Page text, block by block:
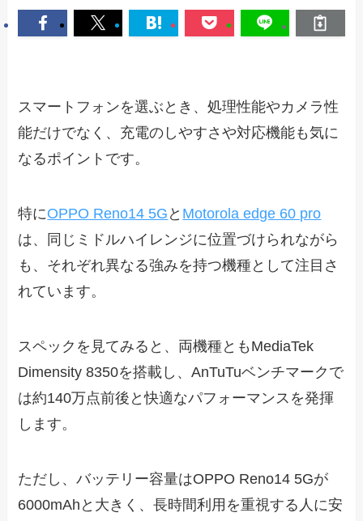
スマートフォンを選ぶとき、処理性能やカメラ性
能だけでなく、充電のしやすさや対応機能も気に
なるポイントです。
特にOPPO Reno14 5G と Motorola edge 60 pro
は、同じミドルハイレンジに位置づけられながら
も、それぞれ異なる強みを持つ機種として注目さ
れています。
スペックを見てみると、両機種ともMediaTek
Dimensity 8350を搭載し、AnTuTuベンチマークで
は約140万点前後と快適なパフォーマンスを発揮
します。
ただし、バッテリー容量はOPPO Reno14 5Gが
6000mAhと大きく、長時間利用を重視する人に安